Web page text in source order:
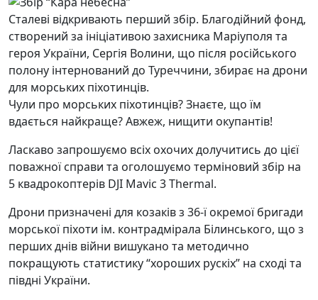
Сталеві відкривають перший збір. Благодійний фонд,
створений за ініціативою захисника Маріуполя та
героя України, Сергія Волини, що після російського
полону інтернований до Туреччини, збирає на дрони
для морських піхотинців.
Чули про морських піхотинців? Знаєте, що їм
вдається найкраще? Авжеж, нищити окупантів!
Ласкаво запрошуємо всіх охочих долучитись до цієї
поважної справи та оголошуємо терміновий збір на
5 квадрокоптерів DJI Mavic 3 Thermal.
Дрони призначені для козаків з 36-ї окремої бригади
морської піхоти ім. контрадмірала Білинського, що з
перших днів війни вишукано та методично
покращують статистику “хороших рускіх” на сході та
півдні України.